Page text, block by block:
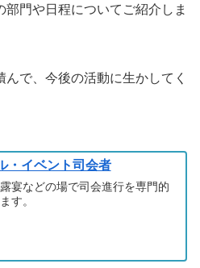
部門や日程についてご紹介しま
で、今後の活動に生かしてく
・イベント司会者
宴などの場で司会進行を専門的
す。